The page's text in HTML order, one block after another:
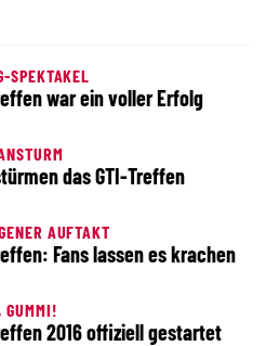
SPEKTAKEL
war ein voller Erfolg
das GTI-Treffen
AUFTAKT
Fans lassen es krachen
GUMMI!
2016 offiziell gestartet